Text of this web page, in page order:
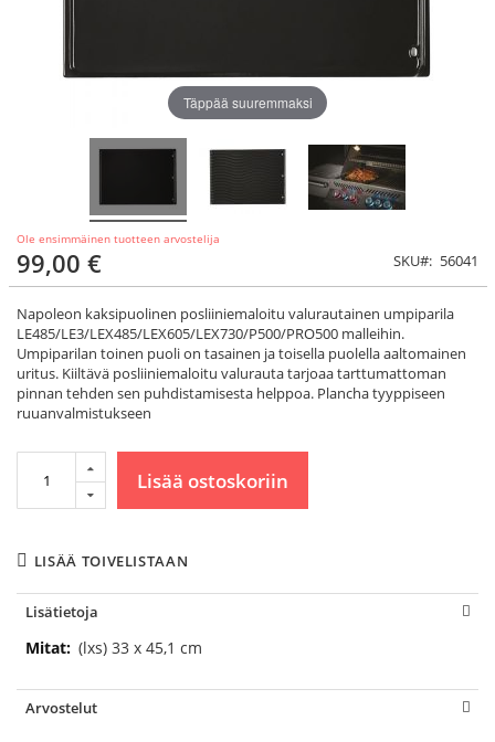
Ole ensimmäinen tuotteen arvostelija
99,00 € SKU 56041
Napoleon kaksipuolinen posliiniemaloitu valurautainen umpiparila
LE485/LE3/LEX485/LEX605/LEX730/P500/PRO500 malleihin.
Umpiparilan toinen puoli on tasainen ja toisella puolella aaltomainen
uritus. Kiiltävä posliiniemaloitu valurauta tarjoaa tarttumattoman
pinnan tehden sen puhdistamisesta helppoa. Plancha tyyppiseen
ruuanvalmistukseen
Lisää ostoskoriin
LISÄÄ TOIVELISTAAN
Täppää suuremmaksi
Lisätietoja
Lisätietoja(lxs) 33 x 45,1 cm
Arvostelut